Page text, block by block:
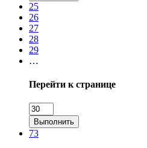
25
26
27
28
29
…
Перейти к странице
Выполнить
73